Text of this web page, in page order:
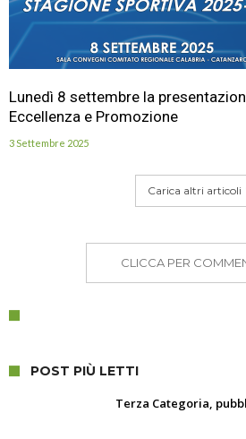
Lunedì 8 settembre la
Eccellenza e Promozione
3 Settembre 2025
Carica altri articoli
CLICCA PER
POST PIÙ LETTI
Terza Categoria,